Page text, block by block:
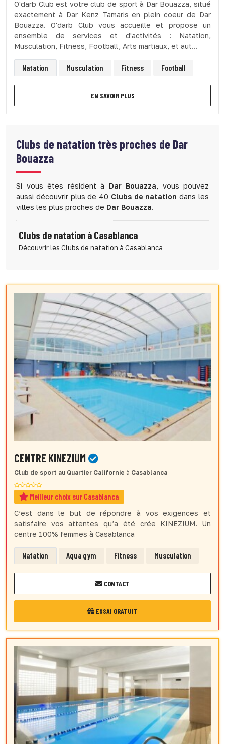
O'darb Club est votre club de sport à Dar Bouazza, situé
exactement à Dar Kenz Tamaris en plein coeur de Dar
Bouazza. O'darb Club vous accueille et propose un
ensemble de services et d'activités : Natation,
Musculation, Fitness, Football, Arts martiaux, et aut...
Natation Musculation Fitness Football
EN SAVOIR PLUS
Clubs de natation très proches de Dar
Bouazza
Si vous êtes résident à Dar Bouazza, vous pouvez
aussi découvrir plus de 40 Clubs de natation dans les
villes les plus proches de Dar Bouazza.
Clubs de natation à Casablanca
Découvrir les Clubs de natation à Casablanca
CENTRE KINEZIUM
Club de sport au Quartier Californie à Casablanca
Meilleur choix sur Casablanca
C’est dans le but de répondre à vos exigences et
satisfaire vos attentes qu’a été crée KINEZIUM. Un
centre 100% femmes à Casablanca
Natation Aqua gym Fitness Musculation
CONTACT
ESSAI GRATUIT